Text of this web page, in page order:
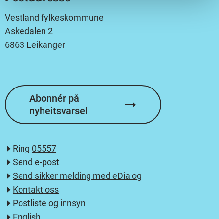
Vestland fylkeskommune
Askedalen 2
6863 Leikanger
Abonnér på
nyheitsvarsel
Ring 05557
Send e-post
Send sikker melding med eDialog
Kontakt oss
Postliste og innsyn
English